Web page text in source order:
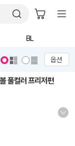
BL
옵션
풀컬러 프리저편